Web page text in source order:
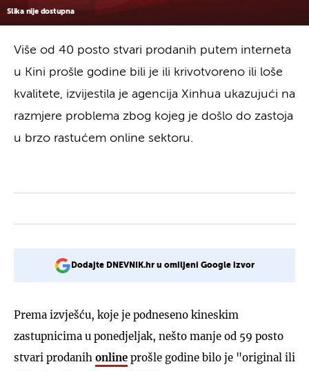
Slika nije dostupna
Više od 40 posto stvari prodanih putem interneta
u Kini prošle godine bili je ili krivotvoreno ili loše
kvalitete, izvijestila je agencija Xinhua ukazujući na
razmjere problema zbog kojeg je došlo do zastoja
u brzo rastućem online sektoru.
Dodajte DNEVNIK.hr u omiljeni Google izvor
Prema izvješću, koje je podneseno kineskim
zastupnicima u ponedjeljak, nešto manje od 59 posto
stvari prodanih online prošle godine bilo je "original ili